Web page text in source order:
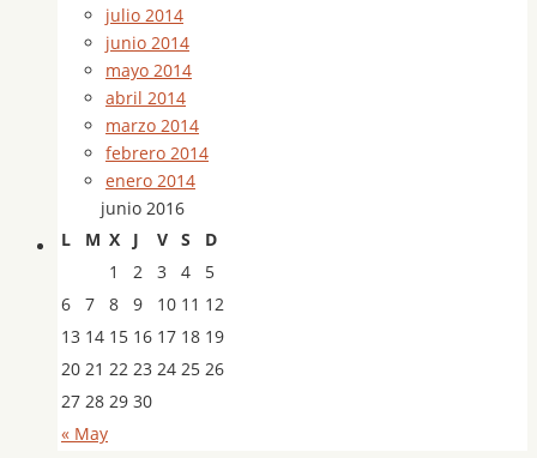
julio 2014
junio 2014
mayo 2014
abril 2014
marzo 2014
febrero 2014
enero 2014
junio 2016
L
M X J V S D
« May
1 2 3 4
5
6
7 8 9 10 11 12
13 14 15 16 17 18 19
20 21 22 23 24 25 26
27 28 29 30